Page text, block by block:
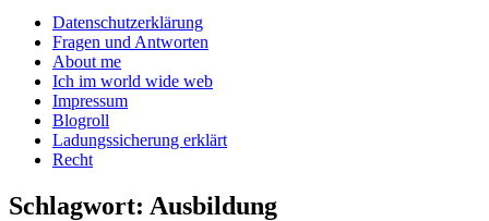
Facebook
anzeigen
Twitter
anzeigen
auf
Instagram
anzeigen
Main
menu
Skip
content
Datenschutzerklärung
Fragen und Antworten
About me
Ich im world wide web
Impressum
Blogroll
Ladungssicherung erklärt
Recht
Schlagwort: Ausbildung